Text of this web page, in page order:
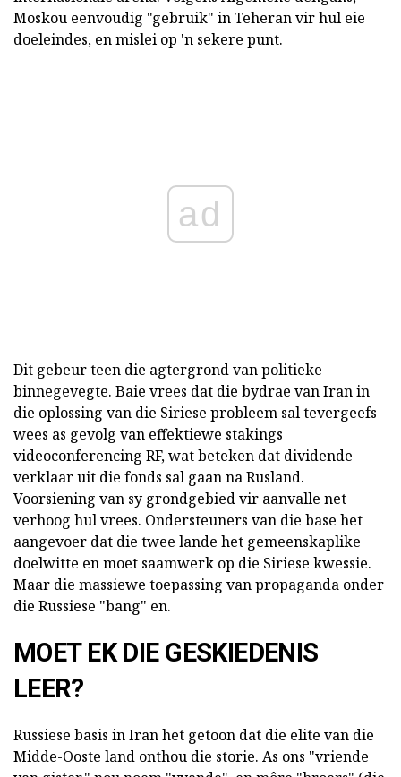
Moskou eenvoudig "gebruik" in Teheran vir hul eie
doeleindes, en mislei op 'n sekere punt.
ad
Dit gebeur teen die agtergrond van politieke
binnegevegte. Baie vrees dat die bydrae van Iran in
die oplossing van die Siriese probleem sal tevergeefs
wees as gevolg van effektiewe stakings
videoconferencing RF, wat beteken dat dividende
verklaar uit die fonds sal gaan na Rusland.
Voorsiening van sy grondgebied vir aanvalle net
verhoog hul vrees. Ondersteuners van die base het
aangevoer dat die twee lande het gemeenskaplike
doelwitte en moet saamwerk op die Siriese kwessie.
Maar die massiewe toepassing van propaganda onder
die Russiese "bang" en.
MOET EK DIE GESKIEDENIS
LEER?
Russiese basis in Iran het getoon dat die elite van die
Midde-Ooste land onthou die storie. As ons "vriende